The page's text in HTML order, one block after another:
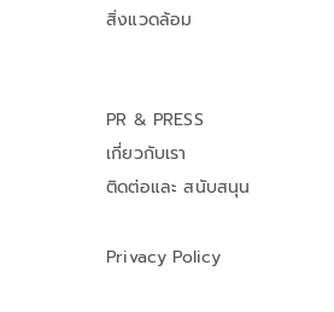
สิ่งแวดล้อม
PR & PRESS
เกี่ยวกับเรา
ติดต่อและ สนับสนุน
Privacy Policy